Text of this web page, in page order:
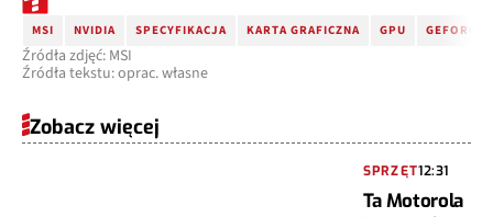
MSI NVIDIA SPECYFIKACJA KARTA GRAFICZNA GPU GEFORCE
Źródła zdjęć: MSI
Źródła tekstu: oprac. własne
Zobacz więcej
SPRZĘT12:31
Ta Motorola